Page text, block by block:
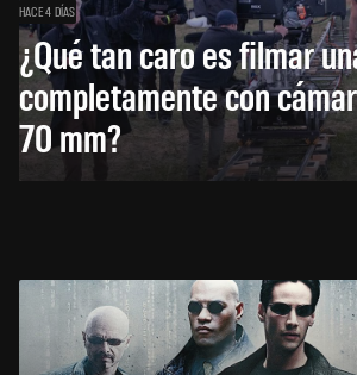
HACE 4 DÍAS
¿Qué tan caro es filmar
completamente con
70 mm?